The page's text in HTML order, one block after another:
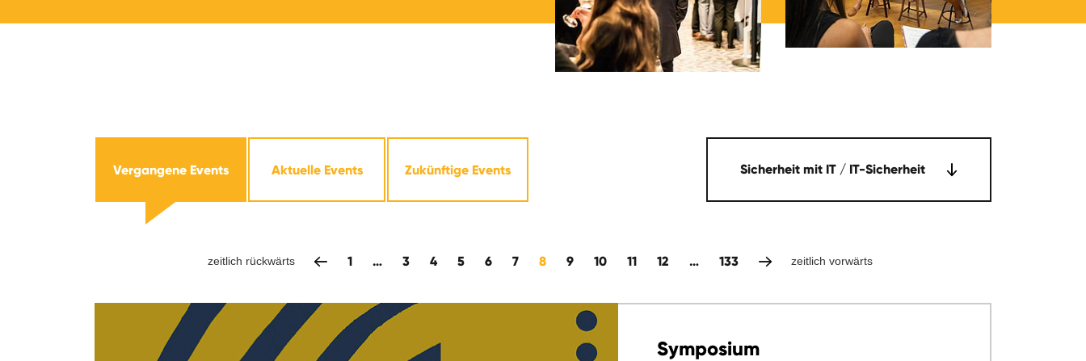
Vergangene Events Aktuelle Events Zukünftige Events Sicherheit mit IT / IT-Sicherheit
zeitlich rückwärts 1 … 3 4 5 6 7 8 9 10 11 12 … 133 zeitlich vorwärts
Symposium